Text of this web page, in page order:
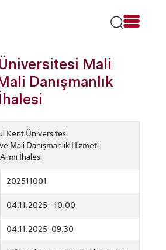
Mali
Danışmanlık
Kent Üniversitesi
Mali Danışmanlık Hizmeti
Alımı İhalesi
202511001
04.11.2025 –10:00
04.11.2025-09.30